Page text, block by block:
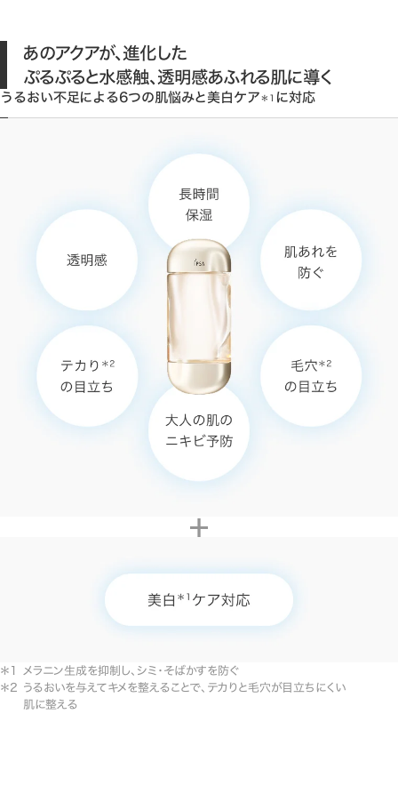
あのアクアが、進化した
ぷるぷると水感触、透明感あふれる肌に導く
うるおい不足による6つの肌悩みと美白ケア ＊1 に対応
メラニン生成を抑制し、シミ・そばかすを防ぐ
うるおいを与えてキメを整えることで、テカりと毛穴が目立ちにくい
肌に整える